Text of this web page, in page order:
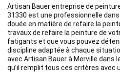
Artisan Bauer entreprise de
31330 est une professionnelle
douée en matière de refaire la
travaux de refaire la peinture de
fatigants et que vous pouvez
discipline adaptée à chaque
avec Artisan Bauer à Merville dans
qu’il remplit tous ces critères avec